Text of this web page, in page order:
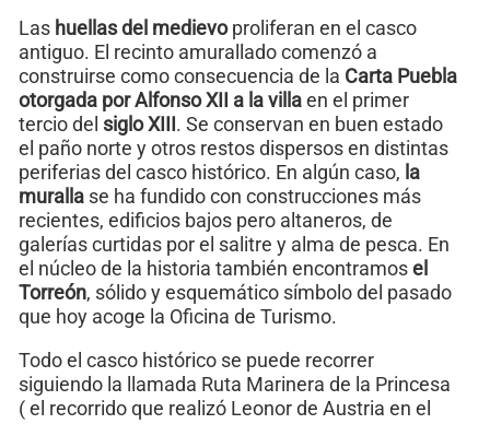
Las huellas del medievoproliferan en el casco
antiguo. El recinto amurallado comenzó a
construirse como consecuencia de la Carta Puebla
otorgada por Alfonso XII a la villaen el primer
tercio del siglo XIII. Se conservan en buen estado
el paño norte y otros restos dispersos en distintas
periferias del casco histórico. En algún caso, la
muralla se ha fundido con construcciones más
recientes, edificios bajos pero altaneros, de
galerías curtidas por el salitre y alma de pesca. En
el núcleo de la historia también encontramosel
Torreón, sólido y esquemático símbolo del pasado
que hoy acoge la Oficina de Turismo.
Todo el casco histórico se puede recorrer
siguiendo la llamada Ruta Marinera de la Princesa
( el recorrido que realizó Leonor de Austria en el